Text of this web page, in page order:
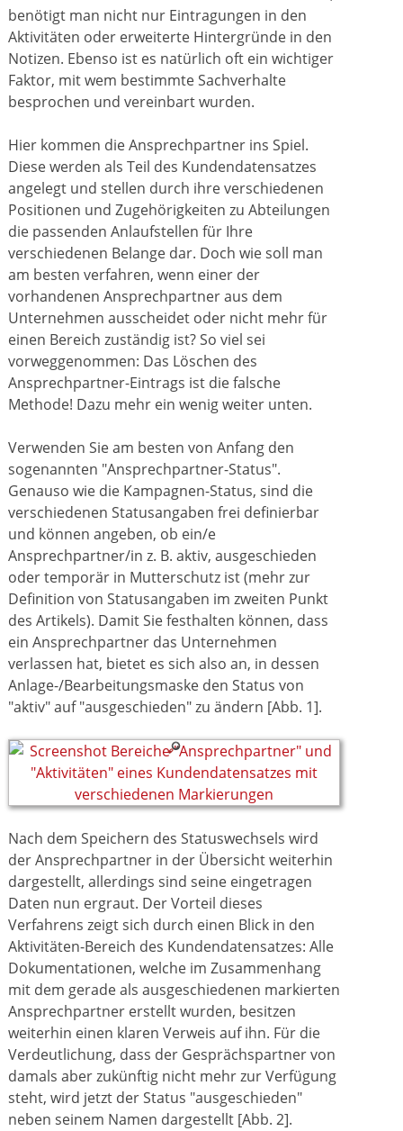
benötigt man nicht nur Eintragungen in den
Aktivitäten oder erweiterte Hintergründe in den
Notizen. Ebenso ist es natürlich oft ein wichtiger
Faktor, mit wem bestimmte Sachverhalte
besprochen und vereinbart wurden.
Hier kommen die Ansprechpartner ins Spiel.
Diese werden als Teil des Kundendatensatzes
angelegt und stellen durch ihre verschiedenen
Positionen und Zugehörigkeiten zu Abteilungen
die passenden Anlaufstellen für Ihre
verschiedenen Belange dar. Doch wie soll man
am besten verfahren, wenn einer der
vorhandenen Ansprechpartner aus dem
Unternehmen ausscheidet oder nicht mehr für
einen Bereich zuständig ist? So viel sei
vorweggenommen: Das Löschen des
Ansprechpartner-Eintrags ist die falsche
Methode! Dazu mehr ein wenig weiter unten.
Verwenden Sie am besten von Anfang den
sogenannten "Ansprechpartner-Status".
Genauso wie die Kampagnen-Status, sind die
verschiedenen Statusangaben frei definierbar
und können angeben, ob ein/e
Ansprechpartner/in z. B. aktiv, ausgeschieden
oder temporär in Mutterschutz ist (mehr zur
Definition von Statusangaben im zweiten Punkt
des Artikels). Damit Sie festhalten können, dass
ein Ansprechpartner das Unternehmen
verlassen hat, bietet es sich also an, in dessen
Anlage-/Bearbeitungsmaske den Status von
"aktiv" auf "ausgeschieden" zu ändern [Abb. 1].
Nach dem Speichern des Statuswechsels wird
der Ansprechpartner in der Übersicht weiterhin
dargestellt, allerdings sind seine eingetragen
Daten nun ergraut. Der Vorteil dieses
Verfahrens zeigt sich durch einen Blick in den
Aktivitäten-Bereich des Kundendatensatzes: Alle
Dokumentationen, welche im Zusammenhang
mit dem gerade als ausgeschiedenen markierten
Ansprechpartner erstellt wurden, besitzen
weiterhin einen klaren Verweis auf ihn. Für die
Verdeutlichung, dass der Gesprächspartner von
damals aber zukünftig nicht mehr zur Verfügung
steht, wird jetzt der Status "ausgeschieden"
neben seinem Namen dargestellt [Abb. 2].